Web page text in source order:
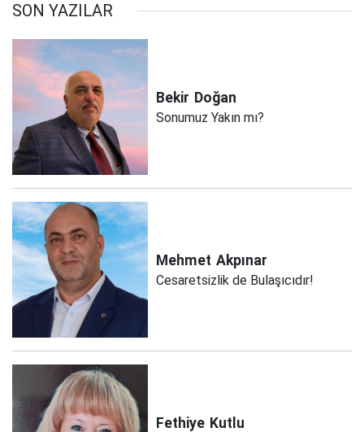
SON YAZILAR
Bekir Doğan
Sonumuz Yakın mı?
Mehmet Akpınar
Cesaretsizlik de Bulaşıcıdır!
Fethiye Kutlu